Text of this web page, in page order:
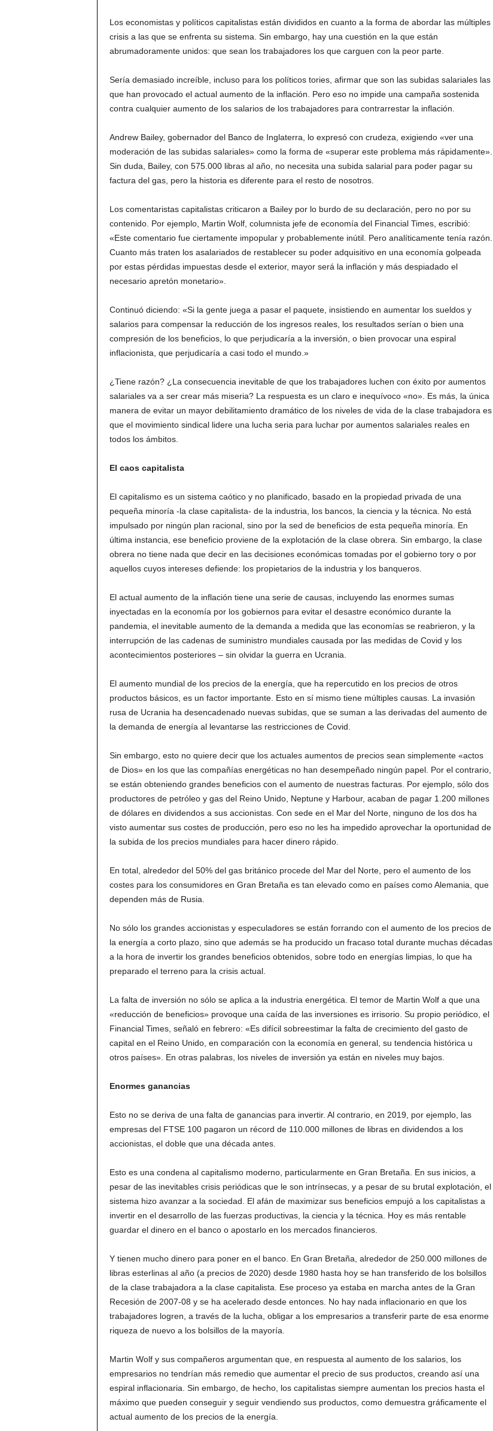
Los economistas y políticos capitalistas están divididos en cuanto a la forma de abordar las múltiples
crisis a las que se enfrenta su sistema. Sin embargo, hay una cuestión en la que están
abrumadoramente unidos: que sean los trabajadores los que carguen con la peor parte.
Sería demasiado increíble, incluso para los políticos tories, afirmar que son las subidas salariales las
que han provocado el actual aumento de la inflación. Pero eso no impide una campaña sostenida
contra cualquier aumento de los salarios de los trabajadores para contrarrestar la inflación.
Andrew Bailey, gobernador del Banco de Inglaterra, lo expresó con crudeza, exigiendo «ver una
moderación de las subidas salariales» como la forma de «superar este problema más rápidamente».
Sin duda, Bailey, con 575.000 libras al año, no necesita una subida salarial para poder pagar su
factura del gas, pero la historia es diferente para el resto de nosotros.
Los comentaristas capitalistas criticaron a Bailey por lo burdo de su declaración, pero no por su
contenido. Por ejemplo, Martin Wolf, columnista jefe de economía del Financial Times, escribió:
«Este comentario fue ciertamente impopular y probablemente inútil. Pero analíticamente tenía razón.
Cuanto más traten los asalariados de restablecer su poder adquisitivo en una economía golpeada
por estas pérdidas impuestas desde el exterior, mayor será la inflación y más despiadado el
necesario apretón monetario».
Continuó diciendo: «Si la gente juega a pasar el paquete, insistiendo en aumentar los sueldos y
salarios para compensar la reducción de los ingresos reales, los resultados serían o bien una
compresión de los beneficios, lo que perjudicaría a la inversión, o bien provocar una espiral
inflacionista, que perjudicaría a casi todo el mundo.»
¿Tiene razón? ¿La consecuencia inevitable de que los trabajadores luchen con éxito por aumentos
salariales va a ser crear más miseria? La respuesta es un claro e inequívoco «no». Es más, la única
manera de evitar un mayor debilitamiento dramático de los niveles de vida de la clase trabajadora es
que el movimiento sindical lidere una lucha seria para luchar por aumentos salariales reales en
todos los ámbitos.
El caos capitalista
El capitalismo es un sistema caótico y no planificado, basado en la propiedad privada de una
pequeña minoría -la clase capitalista- de la industria, los bancos, la ciencia y la técnica. No está
impulsado por ningún plan racional, sino por la sed de beneficios de esta pequeña minoría. En
última instancia, ese beneficio proviene de la explotación de la clase obrera. Sin embargo, la clase
obrera no tiene nada que decir en las decisiones económicas tomadas por el gobierno tory o por
aquellos cuyos intereses defiende: los propietarios de la industria y los banqueros.
El actual aumento de la inflación tiene una serie de causas, incluyendo las enormes sumas
inyectadas en la economía por los gobiernos para evitar el desastre económico durante la
pandemia, el inevitable aumento de la demanda a medida que las economías se reabrieron, y la
interrupción de las cadenas de suministro mundiales causada por las medidas de Covid y los
acontecimientos posteriores – sin olvidar la guerra en Ucrania.
El aumento mundial de los precios de la energía, que ha repercutido en los precios de otros
productos básicos, es un factor importante. Esto en sí mismo tiene múltiples causas. La invasión
rusa de Ucrania ha desencadenado nuevas subidas, que se suman a las derivadas del aumento de
la demanda de energía al levantarse las restricciones de Covid.
Sin embargo, esto no quiere decir que los actuales aumentos de precios sean simplemente «actos
de Dios» en los que las compañías energéticas no han desempeñado ningún papel. Por el contrario,
se están obteniendo grandes beneficios con el aumento de nuestras facturas. Por ejemplo, sólo dos
productores de petróleo y gas del Reino Unido, Neptune y Harbour, acaban de pagar 1.200 millones
de dólares en dividendos a sus accionistas. Con sede en el Mar del Norte, ninguno de los dos ha
visto aumentar sus costes de producción, pero eso no les ha impedido aprovechar la oportunidad de
la subida de los precios mundiales para hacer dinero rápido.
En total, alrededor del 50% del gas británico procede del Mar del Norte, pero el aumento de los
costes para los consumidores en Gran Bretaña es tan elevado como en países como Alemania, que
dependen más de Rusia.
No sólo los grandes accionistas y especuladores se están forrando con el aumento de los precios de
la energía a corto plazo, sino que además se ha producido un fracaso total durante muchas décadas
a la hora de invertir los grandes beneficios obtenidos, sobre todo en energías limpias, lo que ha
preparado el terreno para la crisis actual.
La falta de inversión no sólo se aplica a la industria energética. El temor de Martin Wolf a que una
«reducción de beneficios» provoque una caída de las inversiones es irrisorio. Su propio periódico, el
Financial Times, señaló en febrero: «Es difícil sobreestimar la falta de crecimiento del gasto de
capital en el Reino Unido, en comparación con la economía en general, su tendencia histórica u
otros países». En otras palabras, los niveles de inversión ya están en niveles muy bajos.
Enormes ganancias
Esto no se deriva de una falta de ganancias para invertir. Al contrario, en 2019, por ejemplo, las
empresas del FTSE 100 pagaron un récord de 110.000 millones de libras en dividendos a los
accionistas, el doble que una década antes.
Esto es una condena al capitalismo moderno, particularmente en Gran Bretaña. En sus inicios, a
pesar de las inevitables crisis periódicas que le son intrínsecas, y a pesar de su brutal explotación, el
sistema hizo avanzar a la sociedad. El afán de maximizar sus beneficios empujó a los capitalistas a
invertir en el desarrollo de las fuerzas productivas, la ciencia y la técnica. Hoy es más rentable
guardar el dinero en el banco o apostarlo en los mercados financieros.
Y tienen mucho dinero para poner en el banco. En Gran Bretaña, alrededor de 250.000 millones de
libras esterlinas al año (a precios de 2020) desde 1980 hasta hoy se han transferido de los bolsillos
de la clase trabajadora a la clase capitalista. Ese proceso ya estaba en marcha antes de la Gran
Recesión de 2007-08 y se ha acelerado desde entonces. No hay nada inflacionario en que los
trabajadores logren, a través de la lucha, obligar a los empresarios a transferir parte de esa enorme
riqueza de nuevo a los bolsillos de la mayoría.
Martin Wolf y sus compañeros argumentan que, en respuesta al aumento de los salarios, los
empresarios no tendrían más remedio que aumentar el precio de sus productos, creando así una
espiral inflacionaria. Sin embargo, de hecho, los capitalistas siempre aumentan los precios hasta el
máximo que pueden conseguir y seguir vendiendo sus productos, como demuestra gráficamente el
actual aumento de los precios de la energía.